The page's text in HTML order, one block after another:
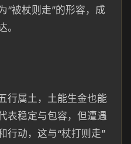
“被杖则走”的形容，成
。
行属土，土能生金也能
表稳定与包容，但遭遇
行动，这与“杖打则走”